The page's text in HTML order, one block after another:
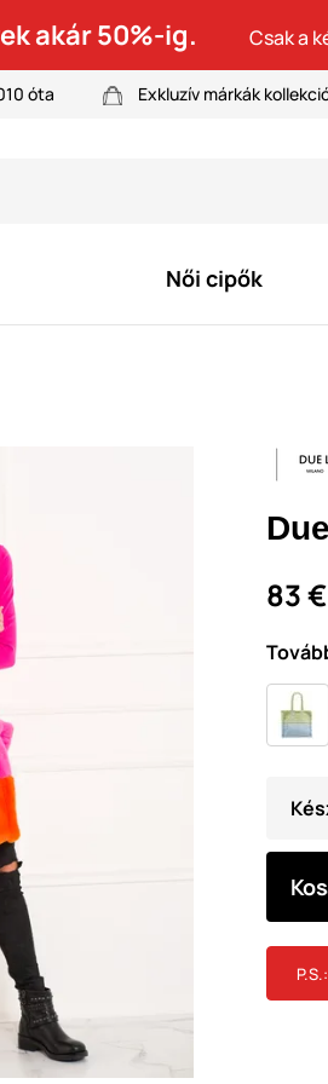
akár 50%-ig. Csak a
óta Exkluzív márkák
Női cipők
83 €